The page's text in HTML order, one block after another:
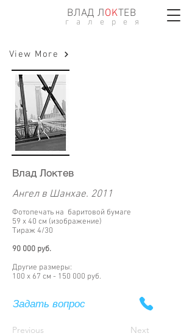
ВЛАД ЛОKТЕВ
г а л е р е я
View More
Влад Локтев
Ангел в Шанхае. 2011
Фотопечать на баритовой бумаге
59 х 40 см (изображение)
Тираж 4/30
90 000 руб.
Другие размеры:
100 х 67 см - 150 000 руб.
Задать вопрос
Previous Next